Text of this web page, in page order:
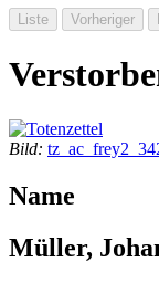
Bild:
Name
Müller,